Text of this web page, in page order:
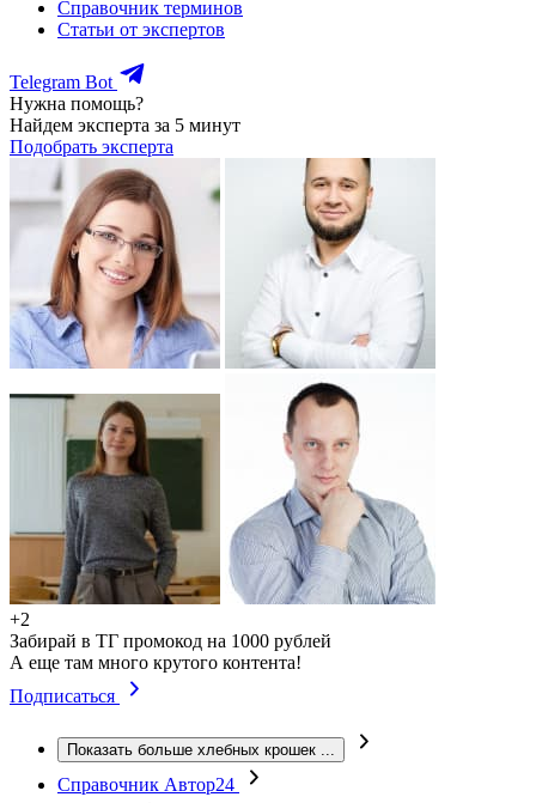
Справочник терминов
Статьи от экспертов
Telegram Bot
Нужна помощь?
Найдем эксперта за 5 минут
Подобрать эксперта
+2
Забирай в ТГ промокод на 1000 рублей
А еще там много крутого контента!
Подписаться
Показать больше хлебных крошек ...
Справочник Автор24